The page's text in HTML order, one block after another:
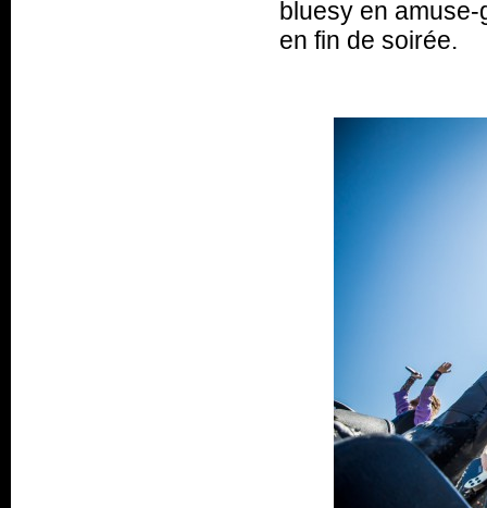
bluesy en
en fin de soirée.